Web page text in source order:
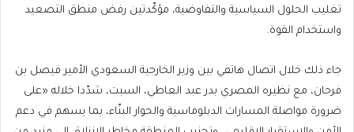
تغليب الحلول السياسية والتفاوضية، مؤكّدتين رفض منطق التصعيد
واستخدام القوة.
جاء ذلك خلال اتصال هاتفي بين وزير الخارجية السعودي الأمير فيصل بن
فرحان، مع نظيره المصري بدر عبد العاطي، السبت، شدّدا خلاله «على
ضرورة مواصلة المسارات الدبلوماسية والحوار البنّاء، بما يسهم في دعم